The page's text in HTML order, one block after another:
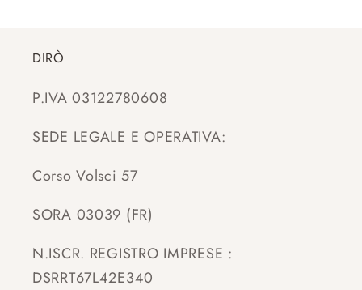
DIRÒ
P.IVA 03122780608
SEDE LEGALE E OPERATIVA:
Corso Volsci 57
SORA 03039 (FR)
N.ISCR. REGISTRO IMPRESE :
DSRRT67L42E340